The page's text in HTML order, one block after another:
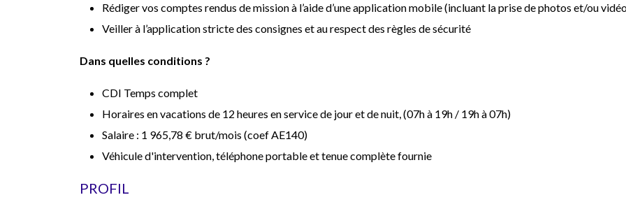
Rédiger vos comptes rendus de mission à l’aide d’une application mobile (incluant la prise de photos et/ou
Veiller à l’application stricte des consignes et au respect des règles de sécurité
Dans quelles conditions ?
CDI Temps complet
Horaires en vacations de 12 heures en service de jour et de nuit, (07h à 19h / 19h à 07h)
Salaire : 1 965,78 € brut/mois (coef AE140)
Véhicule d'intervention, téléphone portable et tenue complète fournie
PROFIL